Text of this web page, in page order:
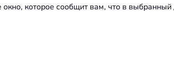
которое сообщит вам, что в